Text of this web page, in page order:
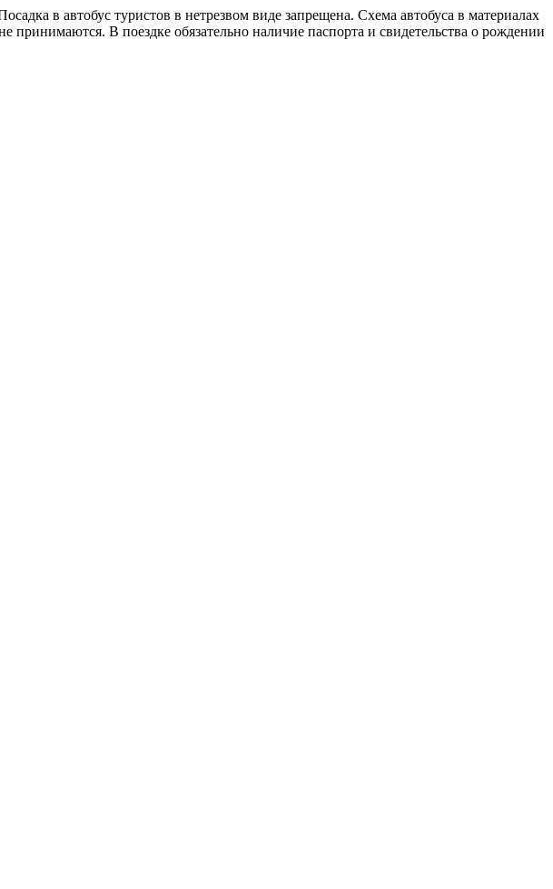
в автобус туристов в нетрезвом виде запрещена. Схема автобуса в материалах
В поездке обязательно наличие паспорта и свидетельства о рождении